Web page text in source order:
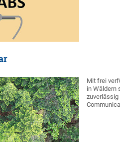
Mit frei
in Wäldern